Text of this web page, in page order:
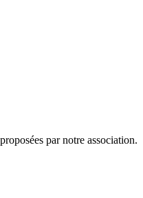
par notre association.